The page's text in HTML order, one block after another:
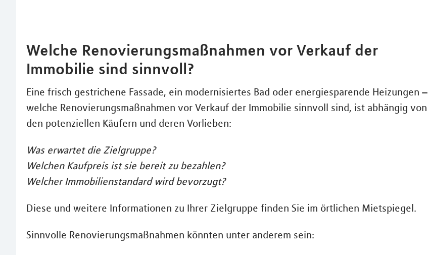
Welche Renovierungsmaßnahmen vor Verkauf der
Immobilie sind sinnvoll?
Eine frisch gestrichene Fassade, ein modernisiertes Bad oder energiesparende Heizungen –
welche Renovierungsmaßnahmen vor Verkauf der Immobilie sinnvoll sind, ist abhängig von
den potenziellen Käufern und deren Vorlieben:
Was erwartet die Zielgruppe?
Welchen Kaufpreis ist sie bereit zu bezahlen?
Welcher Immobilienstandard wird bevorzugt?
Diese und weitere Informationen zu Ihrer Zielgruppe finden Sie im örtlichen Mietspiegel.
Sinnvolle Renovierungsmaßnahmen könnten unter anderem sein: